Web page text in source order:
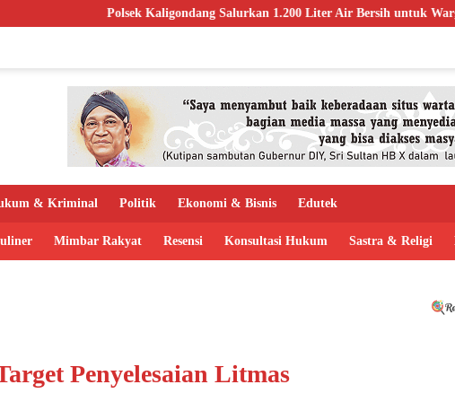
Kaligondang Salurkan 1.200 Liter Air Bersih untuk Warga Terdampak
& Kriminal Politik Ekonomi & Bisnis Edutek
Mimbar Rakyat Resensi Konsultasi Hukum Sastra & Religi
Penyelesaian Litmas